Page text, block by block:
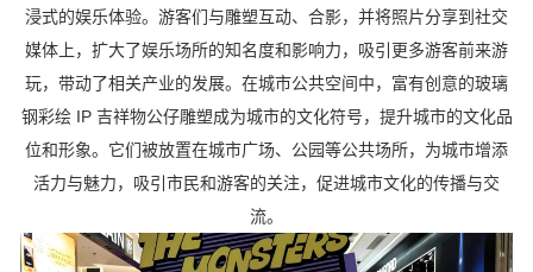
浸式的娱乐体验。游客们与雕塑互动、合影，并将照片分享到社交
媒体上，扩大了娱乐场所的知名度和影响力，吸引更多游客前来游
玩，带动了相关产业的发展。在城市公共空间中，富有创意的玻璃
钢彩绘 IP 吉祥物公仔雕塑成为城市的文化符号，提升城市的文化品
位和形象。它们被放置在城市广场、公园等公共场所，为城市增添
活力与魅力，吸引市民和游客的关注，促进城市文化的传播与交
流。